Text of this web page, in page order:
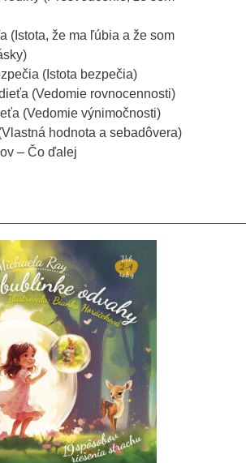
(Istota, že ma ľúbia a že som
(Istota bezpečia)
(Vedomie rovnocennosti)
(Vedomie výnimočnosti)
hodnota a sebadôvera)
– Čo ďalej